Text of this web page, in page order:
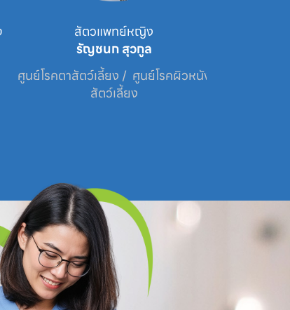
สัตวแพทย์หญิง
รัญชนก สุวกูล
ศูนย์โรคตาสัตว์เลี้ยง /  ศูนย์โรคผิวหนัง
สัตว์เลี้ยง